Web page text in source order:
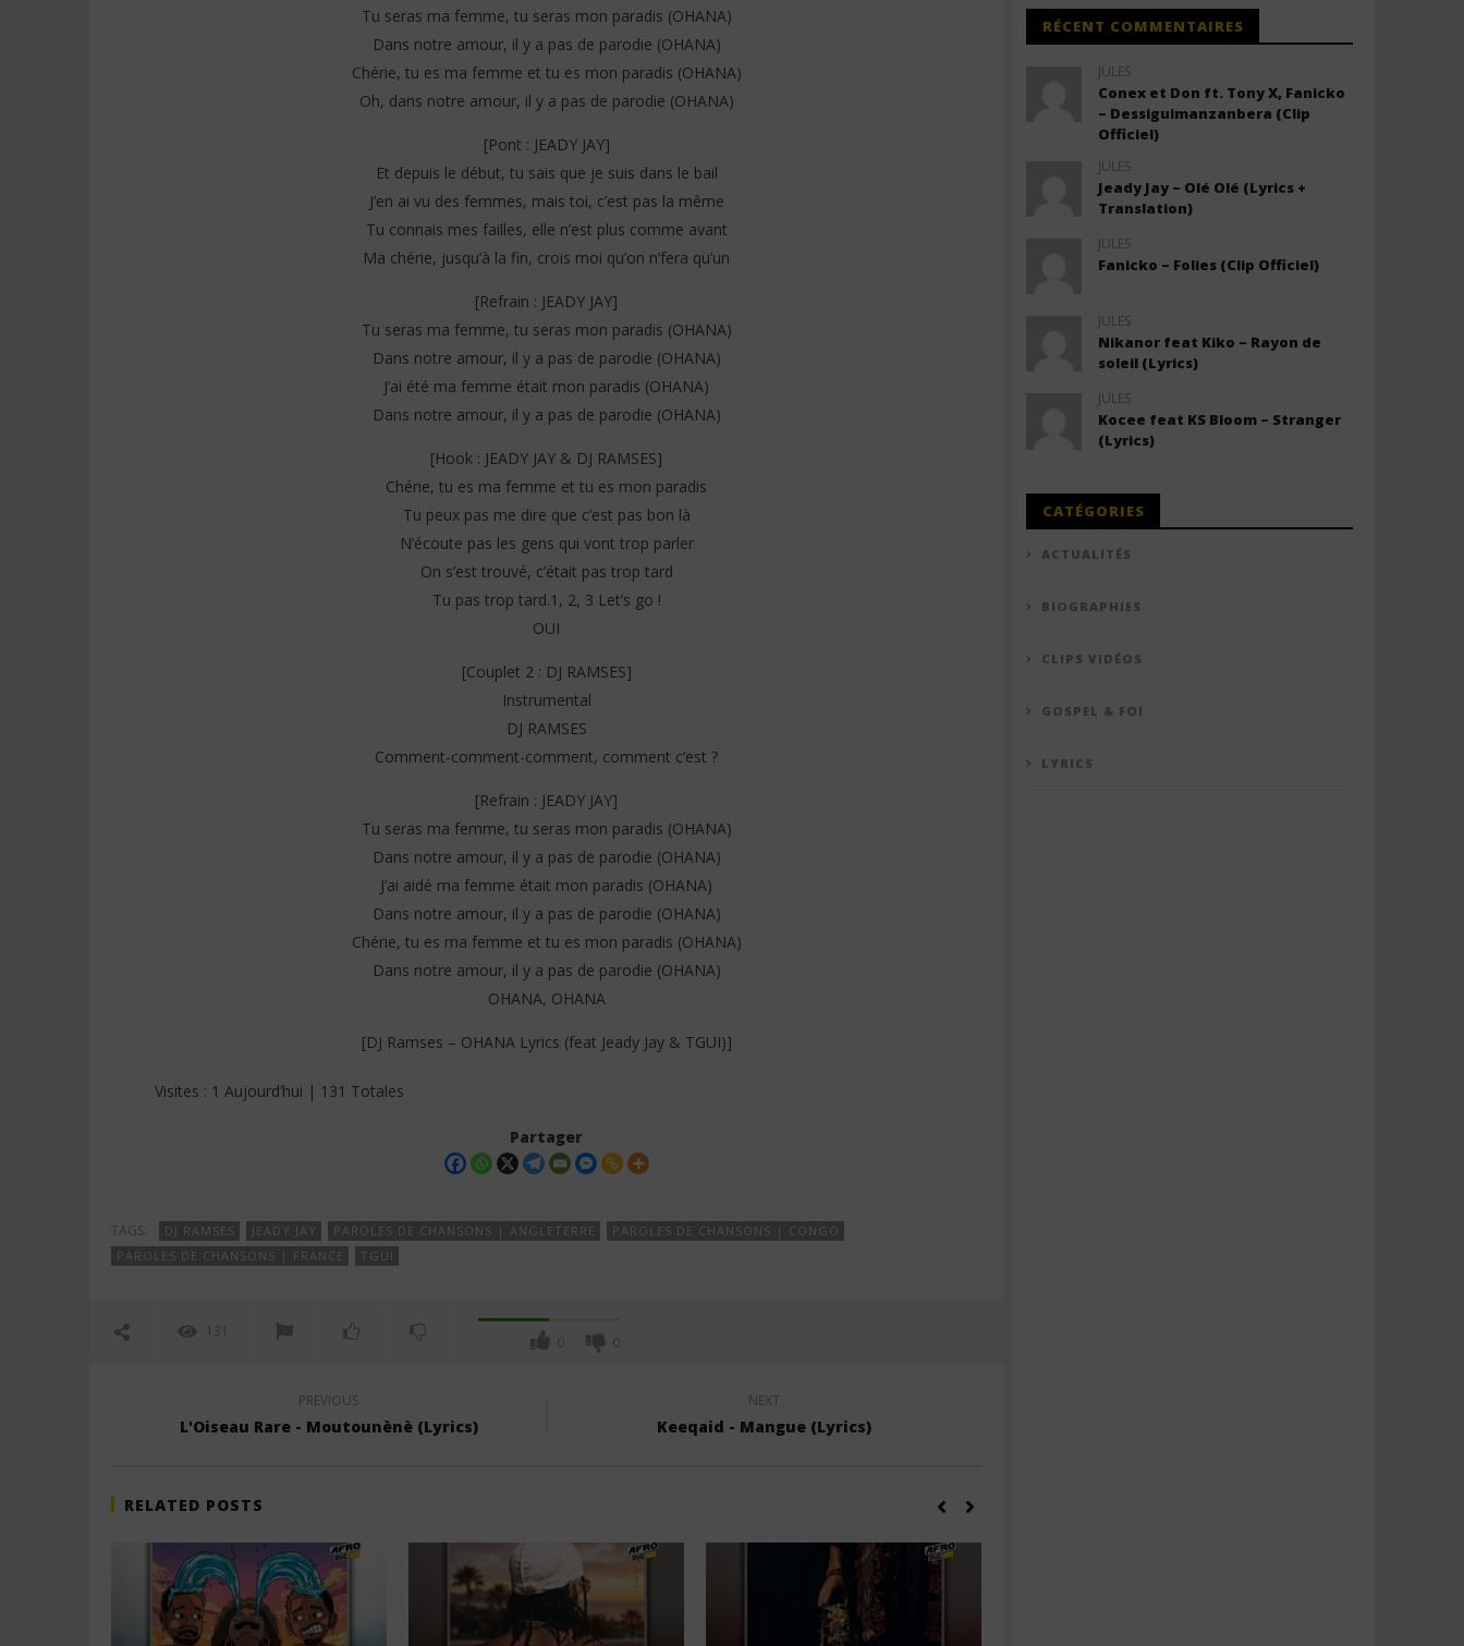
Tu seras ma femme, tu seras mon paradis (OHANA)
Dans notre amour, il y a pas de parodie (OHANA)
Chérie, tu es ma femme et tu es mon paradis (OHANA)
Oh, dans notre amour, il y a pas de parodie (OHANA)
[Pont : JEADY JAY]
Et depuis le début, tu sais que je suis dans le bail
J’en ai vu des femmes, mais toi, c’est pas la même
Tu connais mes failles, elle n’est plus comme avant
Ma chérie, jusqu’à la fin, crois moi qu’on n’fera qu’un
[Refrain : JEADY JAY]
Tu seras ma femme, tu seras mon paradis (OHANA)
Dans notre amour, il y a pas de parodie (OHANA)
J’ai été ma femme était mon paradis (OHANA)
Dans notre amour, il y a pas de parodie (OHANA)
[Hook : JEADY JAY & DJ RAMSES]
Chérie, tu es ma femme et tu es mon paradis
Tu peux pas me dire que c’est pas bon là
N’écoute pas les gens qui vont trop parler
On s’est trouvé, c’était pas trop tard
Tu pas trop tard.1, 2, 3 Let’s go !
OUI
[Couplet 2 : DJ RAMSES]
Instrumental
DJ RAMSES
Comment-comment-comment, comment c’est ?
[Refrain : JEADY JAY]
Tu seras ma femme, tu seras mon paradis (OHANA)
Dans notre amour, il y a pas de parodie (OHANA)
J’ai aidé ma femme était mon paradis (OHANA)
Dans notre amour, il y a pas de parodie (OHANA)
Chérie, tu es ma femme et tu es mon paradis (OHANA)
Dans notre amour, il y a pas de parodie (OHANA)
OHANA, OHANA
[DJ Ramses – OHANA Lyrics (feat Jeady Jay & TGUI)]
Visites : 1 Aujourd’hui | 131 Totales
Partager
TAGS: DJ RAMSES JEADY JAY PAROLES DE CHANSONS | ANGLETERRE
PAROLES DE CHANSONS | CONGO
PAROLES DE CHANSONS | FRANCE
TGUI
131
0 0
PREVIOUS
L'Oiseau Rare - Moutounènè (Lyrics)
NEXT
Keeqaid - Mangue (Lyrics)
RELATED POSTS
RÉCENT COMMENTAIRES
JULES
Conex et Don ft. Tony X, Fanicko
– Dessiguimanzanbera (Clip
Officiel)
JULES
Jeady Jay – Olé Olé (Lyrics +
Translation)
JULES
Fanicko – Folies (Clip Officiel)
JULES
Nikanor feat Kiko – Rayon de
soleil (Lyrics)
JULES
Kocee feat KS Bloom – Stranger
(Lyrics)
CATÉGORIES
ACTUALITÉS
BIOGRAPHIES
CLIPS VIDÉOS
GOSPEL & FOI
LYRICS